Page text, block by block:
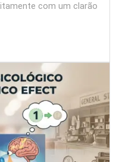
com um clarão